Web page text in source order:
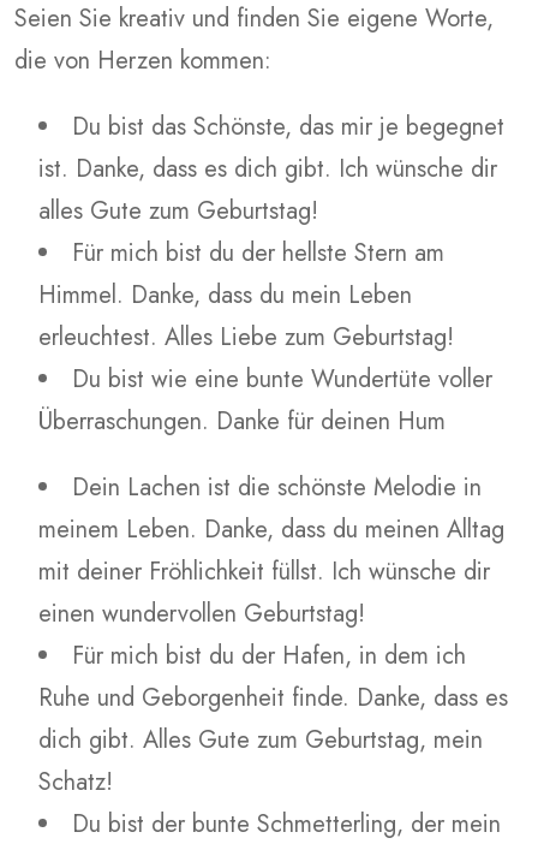
Seien Sie kreativ und finden Sie eigene Worte,
die von Herzen kommen:
Du bist das Schönste, das mir je begegnet
ist. Danke, dass es dich gibt. Ich wünsche dir
alles Gute zum Geburtstag!
Für mich bist du der hellste Stern am
Himmel. Danke, dass du mein Leben
erleuchtest. Alles Liebe zum Geburtstag!
Du bist wie eine bunte Wundertüte voller
Überraschungen. Danke für deinen Hum
Dein Lachen ist die schönste Melodie in
meinem Leben. Danke, dass du meinen Alltag
mit deiner Fröhlichkeit füllst. Ich wünsche dir
einen wundervollen Geburtstag!
Für mich bist du der Hafen, in dem ich
Ruhe und Geborgenheit finde. Danke, dass es
dich gibt. Alles Gute zum Geburtstag, mein
Schatz!
Du bist der bunte Schmetterling, der mein